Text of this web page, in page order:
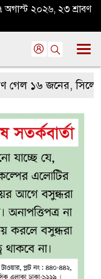
অগাস্ট ২০২৬, ২৩ শ্রাবণ
জনের, সিলেটে বাস